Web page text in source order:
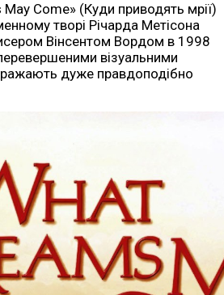
Come» (Куди приводять мрії)
творі Річарда Метісона
Вінсентом Вордом в 1998
візуальними
дуже правдоподібно